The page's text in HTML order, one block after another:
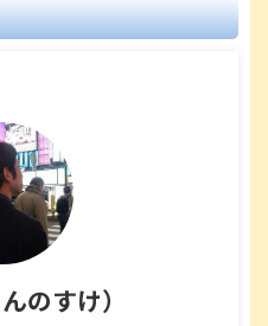
のすけ）